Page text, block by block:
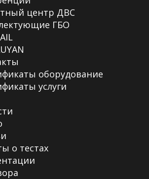
центр ДВС
ГБО
оборудование
услуги
о тестах